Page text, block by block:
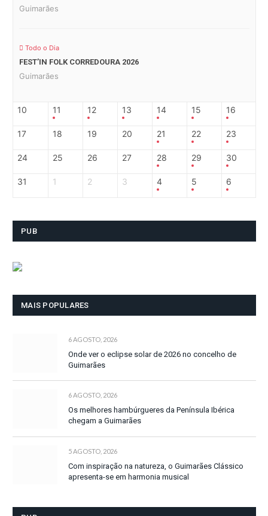
Guimarães
Todo o Dia
FEST’IN FOLK CORREDOURA 2026
Guimarães
10 11 12 13 14 15 16
17 18 19 20 21 22 23
24 25 26 27 28 29 30
31 1 2 3 4 5 6
PUB
MAIS POPULARES
6 AGOSTO, 2026
Onde ver o eclipse solar de 2026 no concelho de
Guimarães
6 AGOSTO, 2026
Os melhores hambúrgueres da Península Ibérica
chegam a Guimarães
5 AGOSTO, 2026
Com inspiração na natureza, o Guimarães Clássico
apresenta-se em harmonia musical